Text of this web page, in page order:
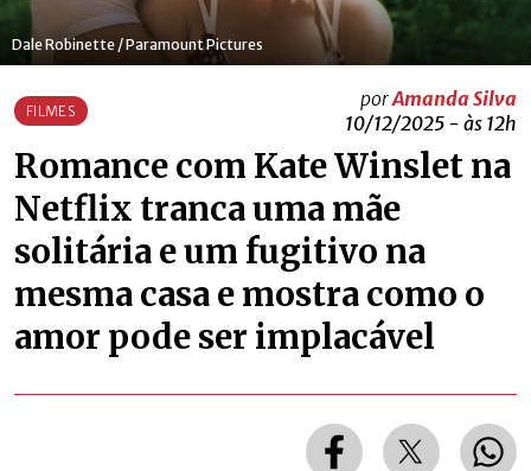
Dale Robinette / Paramount Pictures
FILMES
porAmanda Silva
10/12/2025 - às 12h
Romance com Kate Winslet na
Netflix tranca uma mãe
solitária e um fugitivo na
mesma casa e mostra como o
amor pode ser implacável